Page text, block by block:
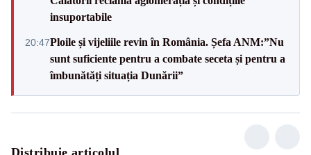
insuportabile
20:47Ploile și vijeliile revin în România. Șefa ANM:”Nu
sunt suficiente pentru a combate seceta și pentru a
îmbunătăți situația Dunării”
Distribuie articolul